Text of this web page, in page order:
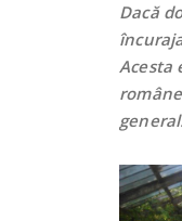
Dacă
Acesta